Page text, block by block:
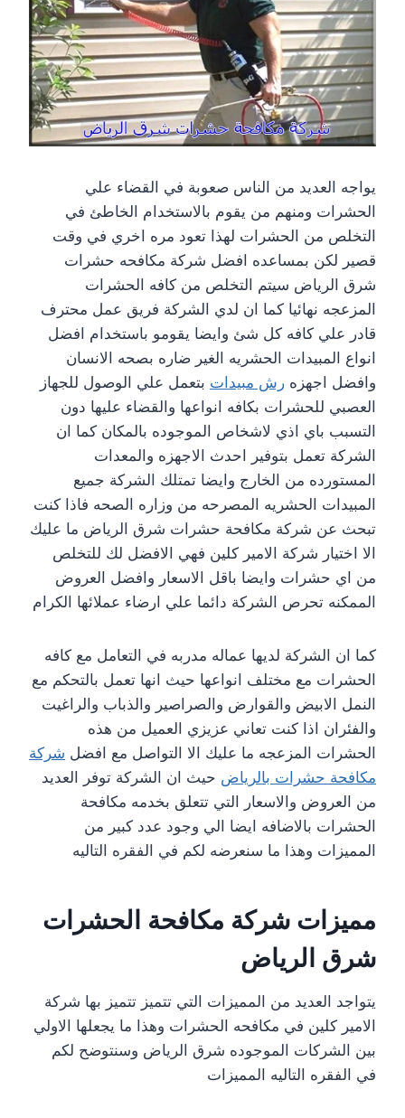
يواجه العديد من الناس صعوبة في القضاء علي
الحشرات ومنهم من يقوم بالاستخدام الخاطئ في
التخلص من الحشرات لهذا تعود مره اخري في وقت
قصير لكن بمساعده افضل شركة مكافحه حشرات
شرق الرياض سيتم التخلص من كافه الحشرات
المزعجه نهائيا كما ان لدي الشركة فريق عمل محترف
قادر علي كافه كل شئ وايضا يقومو باستخدام افضل
انواع المبيدات الحشريه الغير ضاره بصحه الانسان
وافضل اجهزه رش مبيدات بتعمل علي الوصول للجهاز
العصبي للحشرات بكافه انواعها والقضاء عليها دون
التسبب باي اذي لاشخاص الموجوده بالمكان كما ان
الشركة تعمل بتوفير احدث الاجهزه والمعدات
المستورده من الخارج وايضا تمتلك الشركة جميع
المبيدات الحشريه المصرحه من وزاره الصحه فاذا كنت
تبحث عن شركة مكافحة حشرات شرق الرياض ما عليك
الا اختيار شركة الامير كلين فهي الافضل لك للتخلص
من اي حشرات وايضا باقل الاسعار وافضل العروض
الممكنه تحرص الشركة دائما علي ارضاء عملائها الكرام
كما ان الشركة لديها عماله مدربه في التعامل مع كافه
الحشرات مع مختلف انواعها حيث انها تعمل بالتحكم مع
النمل الابيض والقوارض والصراصير والذباب والراغيت
والفئران اذا كنت تعاني عزيزي العميل من هذه
الحشرات المزعجه ما عليك الا التواصل مع افضل شركة
مكافحة حشرات بالرياض حيث ان الشركة توفر العديد
من العروض والاسعار التي تتعلق بخدمه مكافحة
الحشرات بالاضافه ايضا الي وجود عدد كبير من
المميزات وهذا ما سنعرضه لكم في الفقره التاليه
مميزات شركة مكافحة الحشرات
شرق الرياض
يتواجد العديد من المميزات التي تتميز تتميز بها شركة
الامير كلين في مكافحه الحشرات وهذا ما يجعلها الاولي
بين الشركات الموجوده شرق الرياض وسنتوضح لكم
في الفقره التاليه المميزات